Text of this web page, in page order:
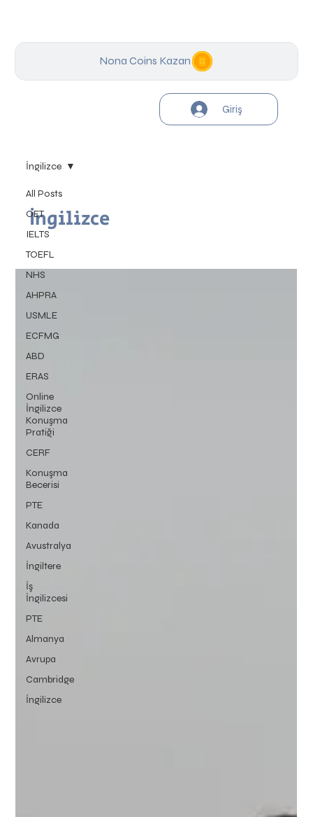
Giriş
Nona Coins Kazan
All Posts
OET
IELTS
TOEFL
NHS
AHPRA
USMLE
ECFMG
ABD
ERAS
Online
İngilizce
Konuşma
Pratiği
CERF
Konuşma
Becerisi
PTE
Kanada
Avustralya
İngiltere
İş
İngilizcesi
PTE
Almanya
Avrupa
Cambridge
İngilizce
İngilizce
İngilizce